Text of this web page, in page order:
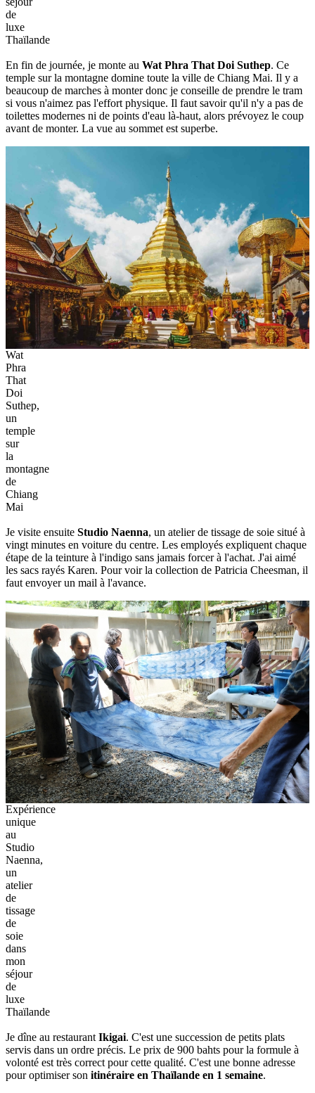
de
luxe
Thaïlande
En fin de journée, je monte au Wat Phra That Doi Suthep. Ce
temple sur la montagne domine toute la ville de Chiang Mai. Il y a
beaucoup de marches à monter donc je conseille de prendre le tram
si vous n'aimez pas l'effort physique. Il faut savoir qu'il n'y a pas de
toilettes modernes ni de points d'eau là-haut, alors prévoyez le coup
avant de monter. La vue au sommet est superbe.
Wat
Phra
That
Doi
Suthep,
un
temple
sur
la
montagne
de
Chiang
Mai
Je visite ensuite Studio Naenna, un atelier de tissage de soie situé à
vingt minutes en voiture du centre. Les employés expliquent chaque
étape de la teinture à l'indigo sans jamais forcer à l'achat. J'ai aimé
les sacs rayés Karen. Pour voir la collection de Patricia Cheesman, il
faut envoyer un mail à l'avance.
Expérience
unique
au
Studio
Naenna,
un
atelier
de
tissage
de
soie
dans
mon
séjour
de
luxe
Thaïlande
Je dîne au restaurant Ikigai. C'est une succession de petits plats
servis dans un ordre précis. Le prix de 900 bahts pour la formule à
volonté est très correct pour cette qualité. C'est une bonne adresse
pour optimiser son itinéraire en Thaïlande en 1 semaine.